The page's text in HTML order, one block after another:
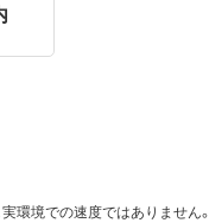
環境での速度ではありません。